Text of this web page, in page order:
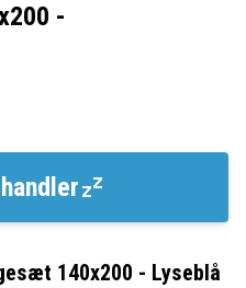
-
140x200 - Lyseblå